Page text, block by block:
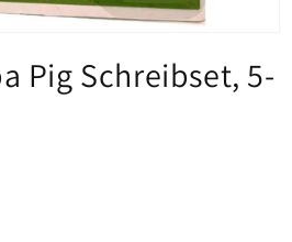
Pig Schreibset, 5-